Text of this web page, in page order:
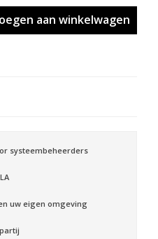
aan winkelwagen
systeembeheerders
uw eigen omgeving